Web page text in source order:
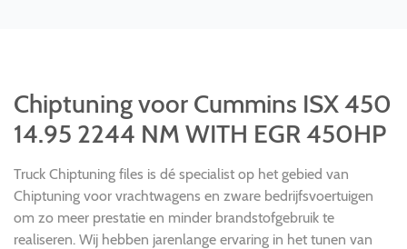
Chiptuning voor Cummins ISX 450
14.95 2244 NM WITH EGR 450HP
Truck Chiptuning files is dé specialist op het gebied van
Chiptuning voor vrachtwagens en zware bedrijfsvoertuigen
om zo meer prestatie en minder brandstofgebruik te
realiseren. Wij hebben jarenlange ervaring in het tunen van